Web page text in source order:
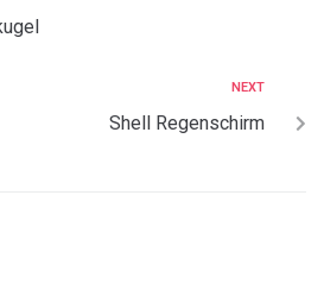
NEXT
Shell Regenschirm